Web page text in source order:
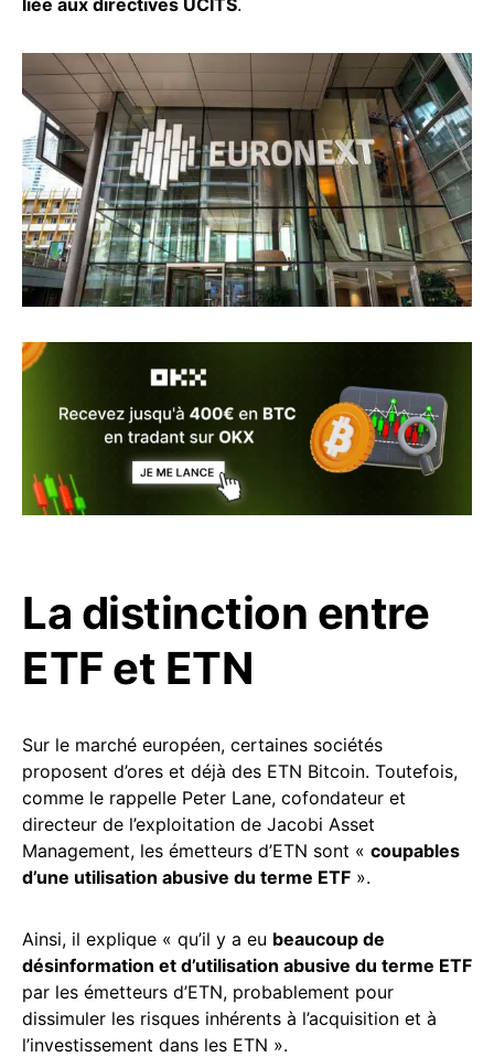
liée aux directives UCITS.
La distinction entre
ETF et ETN
Sur le marché européen, certaines sociétés
proposent d’ores et déjà des ETN Bitcoin. Toutefois,
comme le rappelle Peter Lane, cofondateur et
directeur de l’exploitation de Jacobi Asset
Management, les émetteurs d’ETN sont « coupables
d’une utilisation abusive du terme ETF ».
Ainsi, il explique « qu’il y a eu beaucoup de
désinformation et d’utilisation abusive du terme ETF
par les émetteurs d’ETN, probablement pour
dissimuler les risques inhérents à l’acquisition et à
l’investissement dans les ETN ».